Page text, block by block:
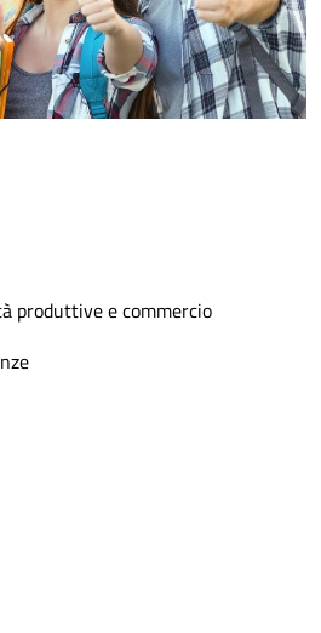
produttive e commercio